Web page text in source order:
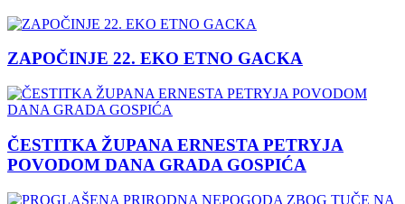
ZAPOČINJE 22. EKO ETNO GACKA
ČESTITKA ŽUPANA ERNESTA PETRYJA
POVODOM DANA GRADA GOSPIĆA